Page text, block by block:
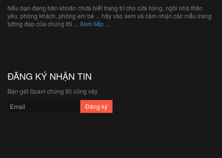
Nếu bạn đang băn khoăn chưa biết trang trí cho cửa hàng, ngôi nhà thân
yêu, phòng khách, phòng em bé ... hãy vào xem và cảm nhận các mẫu trang
tường đẹp của chúng tôi ... Xem tiếp ...
ĐĂNG KÝ NHẬN TIN
Bạn gét Spam chúng tôi cũng vậy